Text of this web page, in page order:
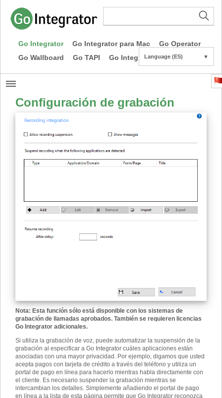
Go Integrator Go Integrator para Mac
Go Operator
Go Wallboard
Go TAPI Go Integrator CE
Language (ES) ▼
Configuración de grabación
Nota: Esta función sólo está disponible con los sistemas de
grabación de llamadas aprobados. También se requieren licencias
Go Integrator adicionales.
Si utiliza la grabación de voz, puede automatizar la suspensión de la
grabación al especificar a Go Integrator cuáles aplicaciones están
asociadas con una mayor privacidad. Por ejemplo, digamos que usted
acepta pagos con tarjeta de crédito a través del teléfono y utiliza un
portal de pago en línea para hacerlo mientras habla directamente con
el cliente. Es necesario suspender la grabación mientras se
intercambian los detalles. Simplemente añadiendo el portal de pago
en línea a la lista de esta página permite que Go Integrator reconozca